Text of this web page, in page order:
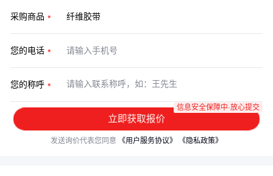
采购商品
您的电话
您的称呼
立即获取报价
信息安全保障中·放心提交
发送询价代表您同意 《用户服务协议》 《隐私政策》